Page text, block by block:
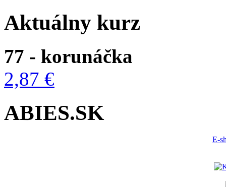
Aktuálny kurz
77 - korunáčka
2,87 €
ABIES.SK
E-